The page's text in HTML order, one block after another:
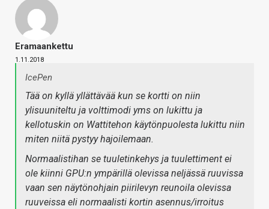
Eramaankettu
1.11.2018
IcePen
Tää on kyllä yllättävää kun se kortti on niin
ylisuuniteltu ja volttimodi yms on lukittu ja
kellotuskin on Wattitehon käytönpuolesta lukittu niin
miten niitä pystyy hajoilemaan.
Normaalistihan se tuuletinkehys ja tuulettiment ei
ole kiinni GPU:n ympärillä olevissa neljässä ruuvissa
vaan sen näytönohjain piirilevyn reunoila olevissa
ruuveissa eli normaalisti kortin asennus/irroitus